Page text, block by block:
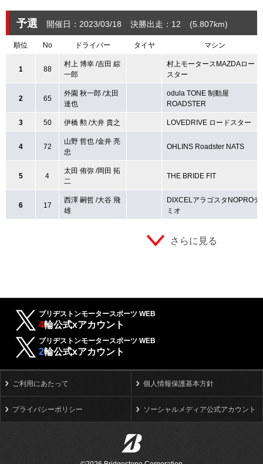
予選 開催日：2023/03/18 決勝出走：12 (5.807km)
順位 No ドライバー タイヤ マシン
1 88
村上 博幸 /吉田 綜
一郎
村上モータースMAZDAロード
スター
2 65
外園 秋一郎 /太田
達也
odula TONE 制動屋
ROADSTER
3 50 伊橋 勲 /大井 貴之 LOVEDRIVE ロードスター
4 72
山野 哲也 /金井 亮
忠
OHLINS Roadster NATS
5 4
太田 侑弥 /岡田 拓
二
THE BRIDE FIT
6 17
西澤 嗣哲 /大谷 飛
雄
DIXCELアラゴスタNOPROデ
ミオ
さらに見る
ブリヂストンモータースポーツ WEB
4輪公式xアカウント
ブリヂストンモータースポーツ WEB
2輪公式xアカウント
ご利用にあたって 個人情報保護基本方針
プライバシーポリシー ソーシャルメディア公式アカウント